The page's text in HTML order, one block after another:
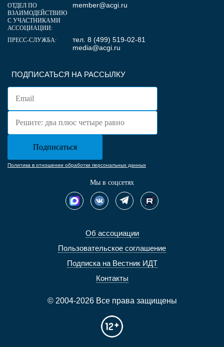
Об ассоциации
Пользовательское соглашение
Подписка на Вестник ИДТ
Контакты
© 2004-2026 Все права защищены
ПОДПИСАТЬСЯ НА РАССЫЛКУ
Политика в отношении обработки персональных данных
Мы в соцсетях
ОТДЕЛ ПО
ВЗАИМОДЕЙСТВИЮ
С УЧАСТНИКАМИ
АССОЦИАЦИИ:
member@acgi.ru
ПРЕСС-СЛУЖБА:
тел. 8 (499) 519-02-81
media@acgi.ru